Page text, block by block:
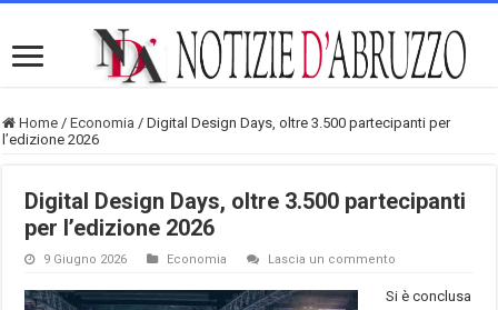
Home / Economia / Digital Design Days, oltre 3.500 partecipanti per
l’edizione 2026
Digital Design Days, oltre 3.500 partecipanti
per l’edizione 2026
9 Giugno 2026 Economia Lascia un commento
Si è conclusa